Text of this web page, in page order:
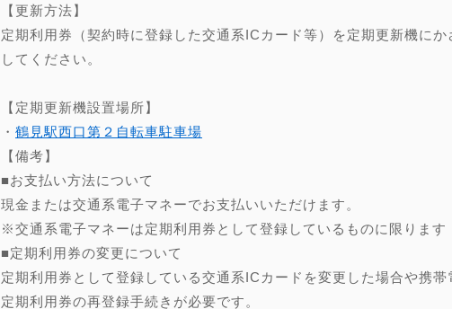
【更新方法】
定期利用券（契約時に登録した交通系ICカード等）を定期更新機に
してください。
【定期更新機設置場所】
・ 鶴見駅西口第２自転車駐車場
【備考】
■お支払い方法について
現金または交通系電子マネーでお支払いいただけます。
※交通系電子マネーは定期利用券として登録しているものに限ります
■定期利用券の変更について
定期利用券として登録している交通系ICカードを変更した場合や携
定期利用券の再登録手続きが必要です。